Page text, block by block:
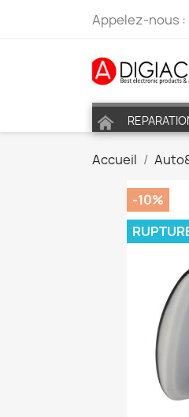
Appelez-nous :
Accueil
-10%